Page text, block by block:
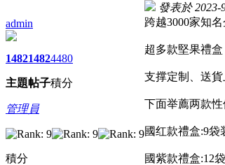
admin
1482
主題
1482
帖子
4480
積分
管理員
積分
發表於 2023-
跨越3000家知
超多款堅果禮
支撑定制、送貨
下面举薦两款
國红款禮盒:9袋
國紫款禮盒:12